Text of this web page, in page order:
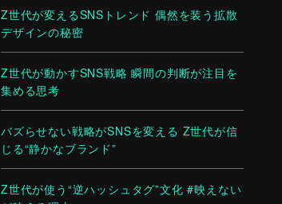
Z世代が変えるSNSトレンド 偶然を装う拡散
デザインの秘密
Z世代が動かすSNS戦略 瞬間の判断が注目を
集める思考
バズらせない戦略がSNSを変える Z世代が信
じる“静かなブランド”
Z世代が使う“逆ハッシュタグ”文化 #映えない